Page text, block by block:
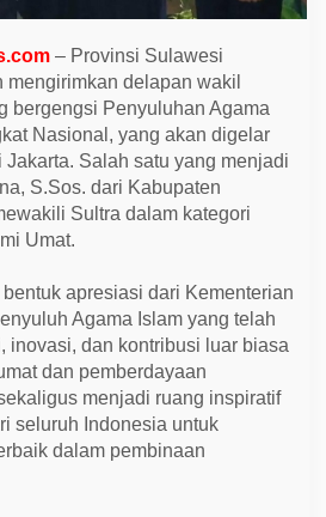
– Provinsi Sulawesi
mengirimkan delapan wakil
bergengsi Penyuluhan Agama
Nasional, yang akan digelar
Salah satu yang menjadi
S.Sos. dari Kabupaten
Sultra dalam kategori
Umat.
apresiasi dari Kementerian
Agama Islam yang telah
inovasi, dan kontribusi luar biasa
dan pemberdayaan
menjadi ruang inspiratif
seluruh Indonesia untuk
dalam pembinaan